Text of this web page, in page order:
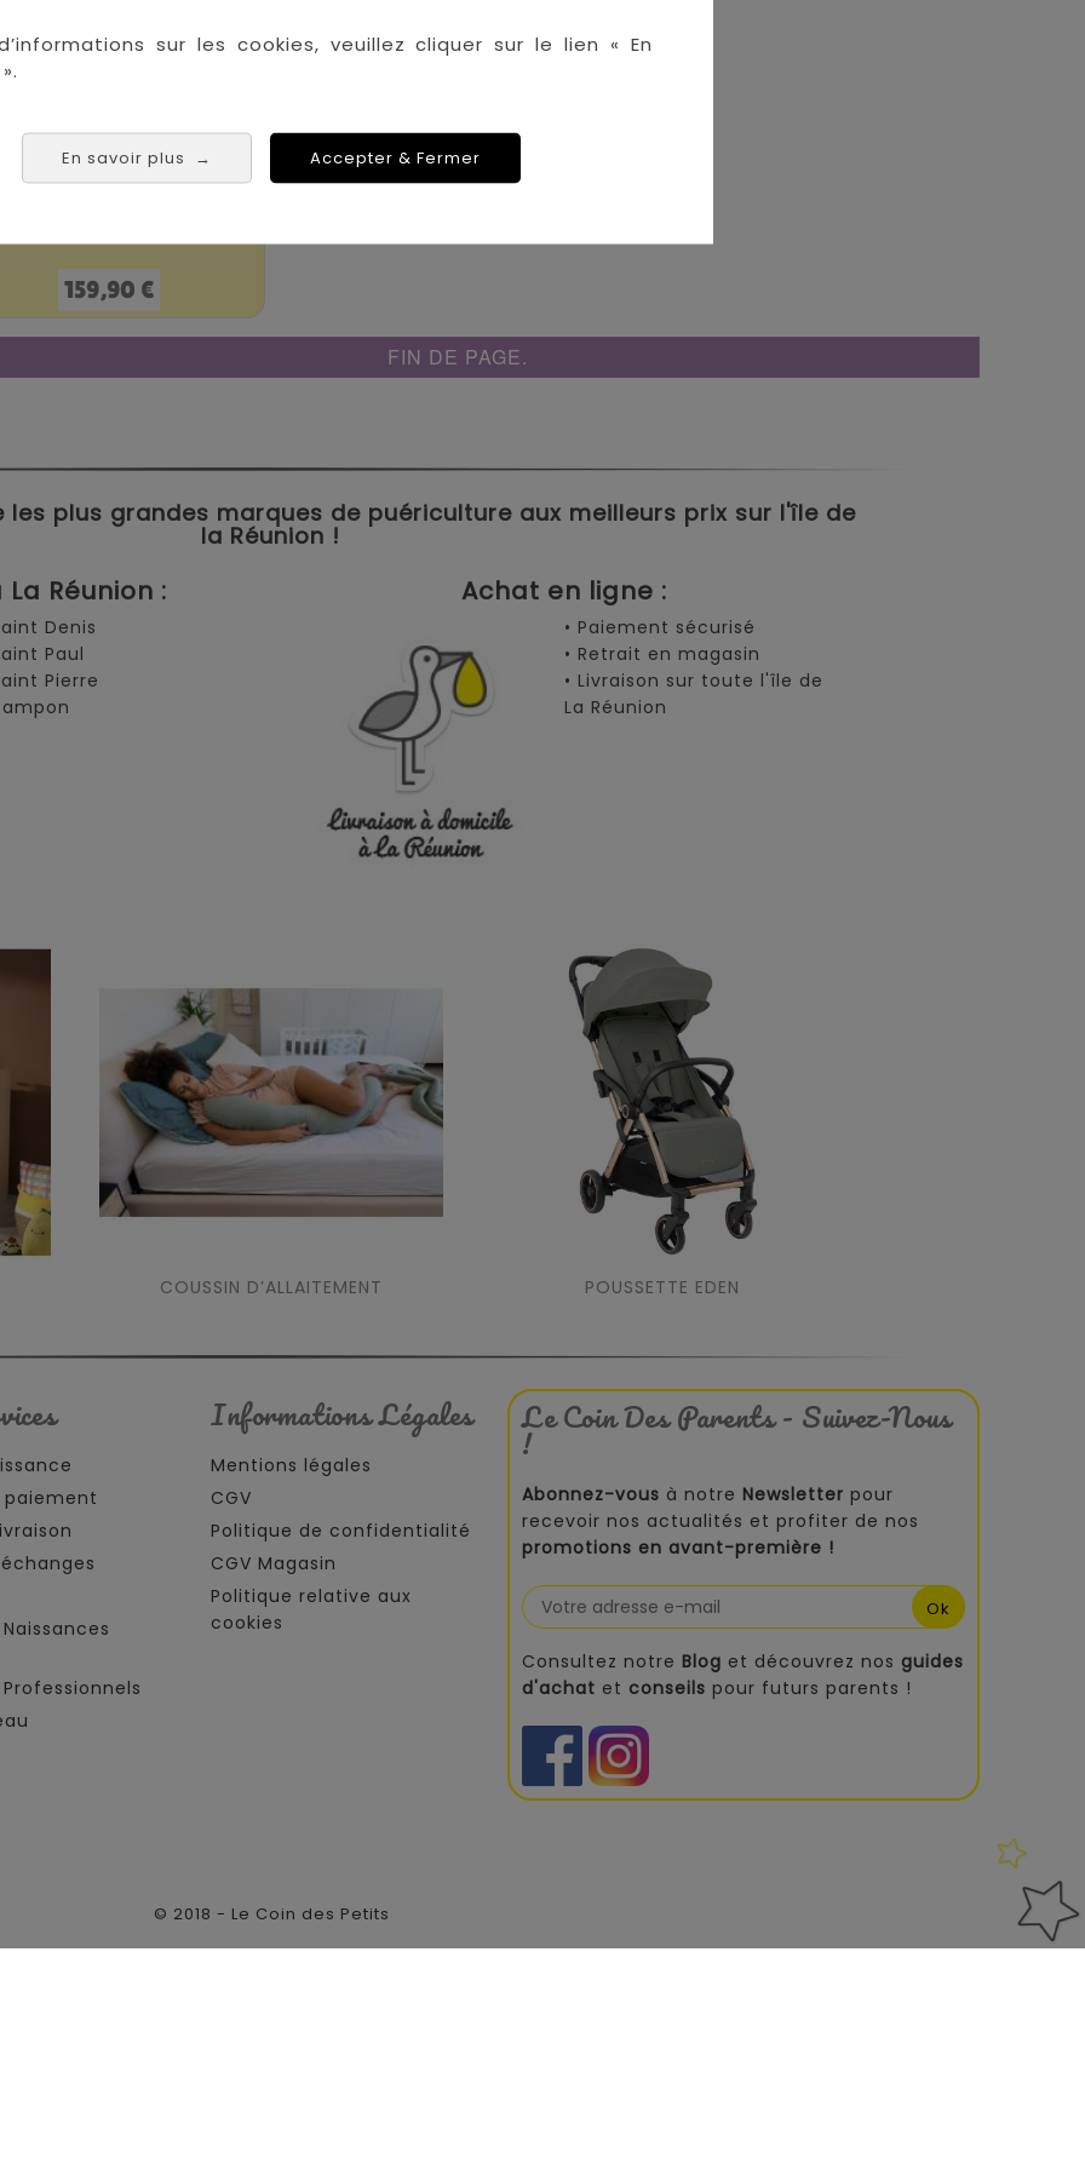
sur les cookies, veuillez cliquer sur le lien « En
En savoir plus → Accepter & Fermer
Prix
159,90 €
FIN DE PAGE.
les plus grandes marques de puériculture aux meilleurs prix sur l'île de
la Réunion !
Réunion : Achat en ligne :
Denis
Paul
Pierre
• Paiement sécurisé
• Retrait en magasin
• Livraison sur toute l'île de
La Réunion
COUSSIN D’ALLAITEMENT POUSSETTE EDEN
paiement
Informations Légales
Mentions légales
CGV
Politique de confidentialité
CGV Magasin
Politique relative aux
cookies
Le Coin Des Parents - Suivez-Nous
!
Abonnez-vous à notre Newsletter pour
recevoir nos actualités et profiter de nos
promotions en avant-première !
Consultez notre Blog et découvrez nos guides
d'achat et conseils pour futurs parents !
© 2018 - Le Coin des Petits